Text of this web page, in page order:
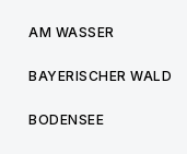
AM WASSER
BAYERISCHER WALD
BODENSEE